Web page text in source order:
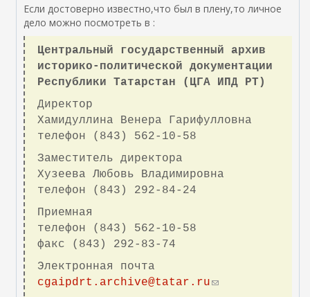
Если достоверно известно,что был в плену,то личное
дело можно посмотреть в :
Центральный государственный архив
историко-политической документации
Республики Татарстан (ЦГА ИПД РТ)
Директор
Хамидуллина Венера Гарифулловна
телефон (843) 562-10-58
Заместитель директора
Хузеева Любовь Владимировна
телефон (843) 292-84-24
Приемная
телефон (843) 562-10-58
факс (843) 292-83-74
Электронная почта
cgaipdrt.archive@tatar.ru(